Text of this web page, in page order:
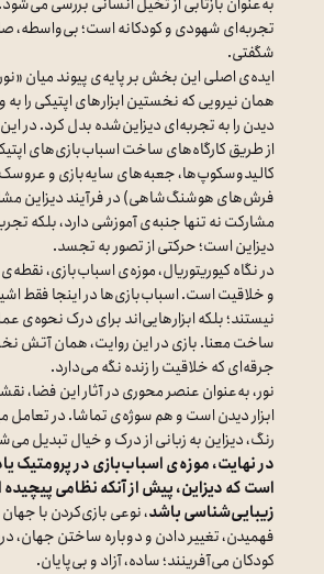
تجربه‌ای شهودی و کودکانه است؛ بی‌واسطه،
شگفتی.
ایده‌ی اصلی این بخش بر پایه‌ی پیوند میان
همان نیرویی که نخستین ابزارهای اپتیکی را
دیدن را به تجربه‌ای دیزاین‌شده بدل کرد. در
از طریق کارگاه‌های ساخت اسباب‌بازی‌های
کالیدوسکوپ‌ها، جعبه‌های سایه‌بازی و
فرش‌های هوشنگ‌شاهی) در فرآیند دیزاین
مشارکت نه تنها جنبه‌ی آموزشی دارد، بلکه
دیزاین است؛ حرکتی از تصور به تجسد.
در نگاه کیوریتوریال، موزه‌ی اسباب‌بازی،
و خلاقیت است. اسباب‌بازی‌ها در اینجا فقط
نیستند؛ بلکه ابزارهایی‌اند برای درک نحوه‌ی
ساخت معنا. بازی در این روایت، همان آتش
جرقه‌ای که خلاقیت را زنده نگه می‌دارد.
نور، به‌عنوان عنصر محوری در آثار این فضا،
ابزار دیدن است و هم سوژه‌ی تماشا. در تعامل
رنگ، دیزاین به زبانی از درک و خیال تبدیل
در نهایت، موزه‌ی اسباب‌بازی در پرومتیک
است که دیزاین، پیش از آنکه نظامی پیچیده
زیبایی‌شناسی باشد، نوعی بازی‌کردن با
فهمیدن، تغییر دادن و دوباره ساختن جهان،
کودکان می‌آفرینند؛ ساده، آزاد و بی‌پایان.